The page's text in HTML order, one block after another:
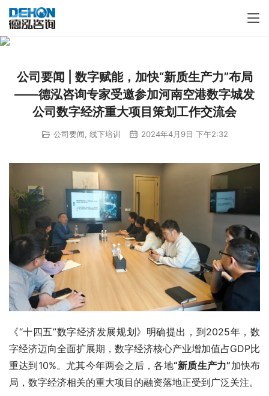
公司要闻 | 数字赋能，加快“新质生产力”布局
——德泓咨询专家受邀参加河南空港数字城发
公司数字经济重大项目策划工作交流会
公司要闻 线下培训 2024年4月9日 下午2:32
《“十四五”数字经济发展规划》明确提出，到2025年，数
字经济迈向全面扩展期，数字经济核心产业增加值占GDP比
重达到10%。尤其今年两会之后，各地“新质生产力”加快布
局，数字经济相关的重大项目的融资落地正受到广泛关注。